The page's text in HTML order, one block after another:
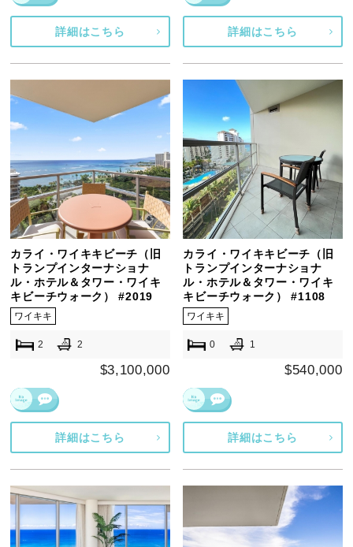
詳細はこちら 詳細はこちら
カライ・ワイキキビーチ（旧
トランプインターナショナ
ル・ホテル＆タワー・ワイキ
キビーチウォーク） #2019
ワイキキ
2 2
$3,100,000
詳細はこちら
カライ・ワイキキビーチ（旧
トランプインターナショナ
ル・ホテル＆タワー・ワイキ
キビーチウォーク） #1108
ワイキキ
0 1
$540,000
詳細はこちら